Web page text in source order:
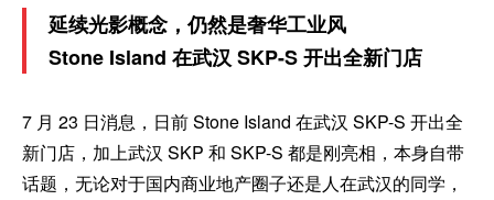
延续光影概念，仍然是奢华工业风
Stone Island 在武汉 SKP-S 开出全新门店
7 月 23 日消息，日前 Stone Island 在武汉 SKP-S 开出全
新门店，加上武汉 SKP 和 SKP-S 都是刚亮相，本身自带
话题，无论对于国内商业地产圈子还是人在武汉的同学，